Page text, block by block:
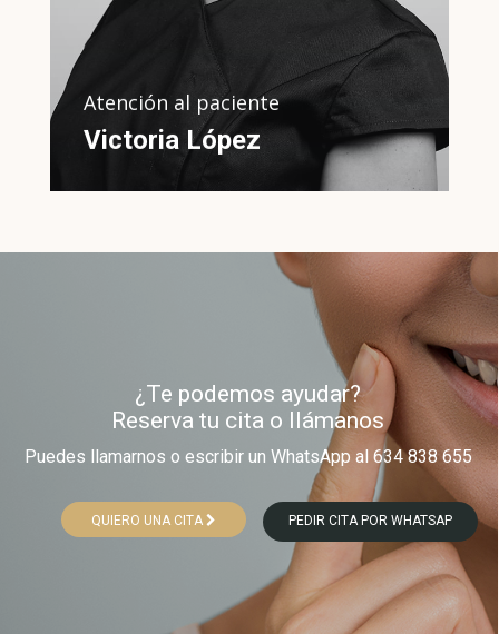
Atención al paciente
Victoria López
¿Te podemos ayudar?
Reserva tu cita o llámanos​
Puedes llamarnos o escribir un WhatsApp al 634 838 655
PEDIR CITA POR WHATSAP
QUIERO UNA CITA